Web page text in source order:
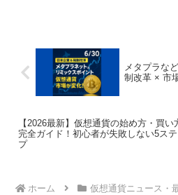
メタプラな
制改革 × 市
【2026最新】仮想通貨の始め方・買い
完全ガイド！初心者が失敗しない5ステ
プ
ホーム 仮想通貨ニュース・